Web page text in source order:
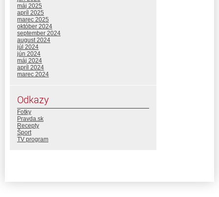
máj 2025
apríl 2025
marec 2025
október 2024
september 2024
august 2024
júl 2024
jún 2024
máj 2024
apríl 2024
marec 2024
Odkazy
Fotky
Pravda.sk
Recepty
Šport
TV program